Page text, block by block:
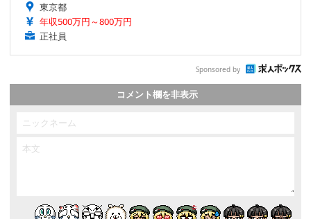
東京都
年収500万円～800万円
正社員
Sponsored by
コメント欄を非表示